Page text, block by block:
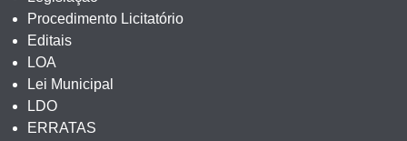
Procedimento Licitatório
Editais
LOA
Lei Municipal
LDO
ERRATAS